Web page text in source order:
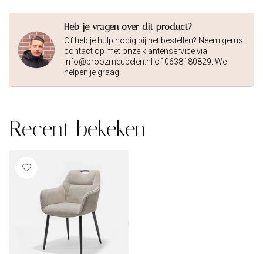
Heb je vragen over dit product?
Of heb je hulp nodig bij het bestellen? Neem gerust
contact op met onze klantenservice via
info@broozmeubelen.nl of 0638180829. We
helpen je graag!
Recent bekeken